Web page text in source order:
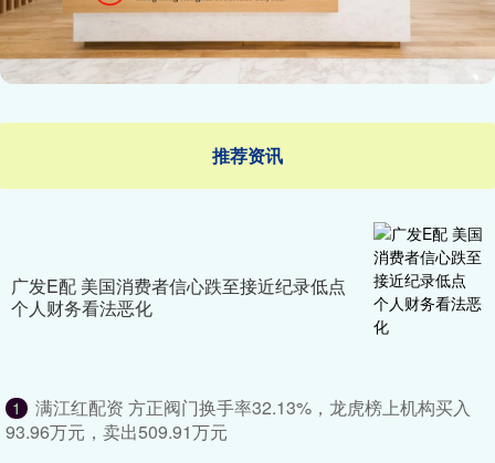
推荐资讯
广发E配 美国消费者信心跌至接近纪录低点
个人财务看法恶化
1
满江红配资 方正阀门换手率32.13%，龙虎榜上机构买入
93.96万元，卖出509.91万元